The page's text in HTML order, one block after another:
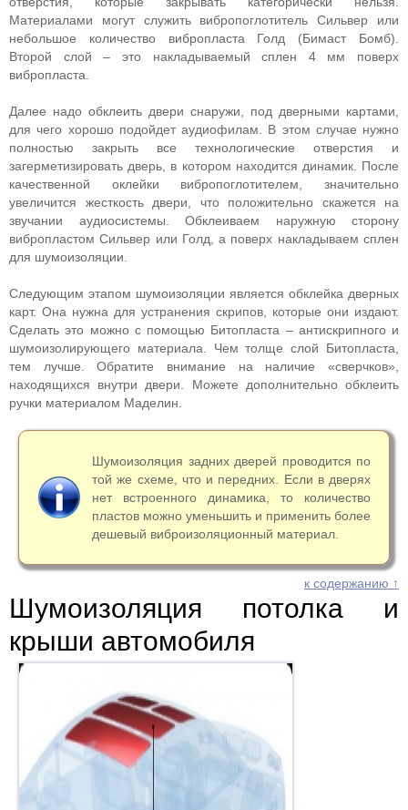
Материалами могут служить вибропоглотитель Сильвер или
небольшое количество вибропласта Голд (Бимаст Бомб).
Второй слой – это накладываемый сплен 4 мм поверх
вибропласта.
Далее надо обклеить двери снаружи, под дверными картами,
для чего хорошо подойдет аудиофилам. В этом случае нужно
полностью закрыть все технологические отверстия и
загерметизировать дверь, в котором находится динамик. После
качественной оклейки вибропоглотителем, значительно
увеличится жесткость двери, что положительно скажется на
звучании аудиосистемы. Обклеиваем наружную сторону
вибропластом Сильвер или Голд, а поверх накладываем сплен
для шумоизоляции.
Следующим этапом шумоизоляции является обклейка дверных
карт. Она нужна для устранения скрипов, которые они издают.
Сделать это можно с помощью Битопласта – антискрипного и
шумоизолирующего материала. Чем толще слой Битопласта,
тем лучше. Обратите внимание на наличие «сверчков»,
находящихся внутри двери. Можете дополнительно обклеить
ручки материалом Маделин.
Шумоизоляция задних дверей проводится по
той же схеме, что и передних. Если в дверях
нет встроенного динамика, то количество
пластов можно уменьшить и применить более
дешевый виброизоляционный материал.
к содержанию ↑
Шумоизоляция потолка и
крыши автомобиля